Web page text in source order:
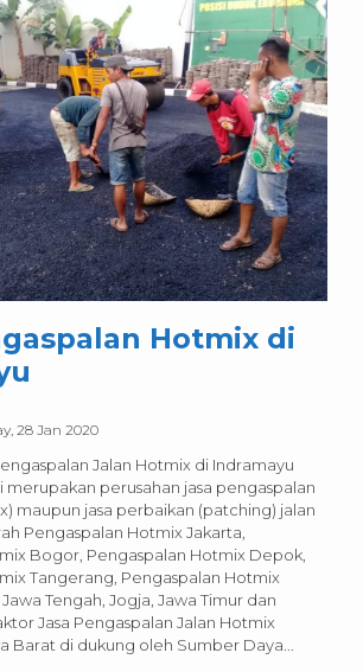
Hotmix di
28 Jan 2020
Jalan Hotmix di Indramayu
merupakan perusahan jasa pengaspalan
maupun jasa perbaikan (patching) jalan
Pengaspalan Hotmix Jakarta,
Bogor, Pengaspalan Hotmix Depok,
Tangerang, Pengaspalan Hotmix
Tengah, Jogja, Jawa Timur dan
Jasa Pengaspalan Jalan Hotmix
Barat di dukung oleh Sumber Daya...